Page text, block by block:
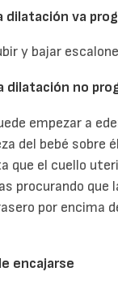
dilatación va
y bajar
dilatación no
empezar a
del bebé
que el cuello
procurando que
por encima
encajarse